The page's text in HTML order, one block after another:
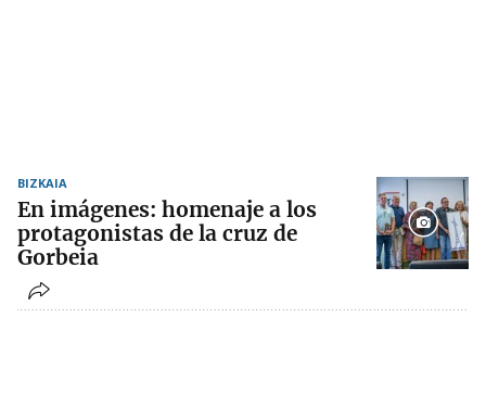
BIZKAIA
En imágenes: homenaje a los
protagonistas de la cruz de
Gorbeia